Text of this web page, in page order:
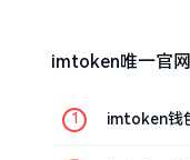
imtoken唯一官网
imtoken钱